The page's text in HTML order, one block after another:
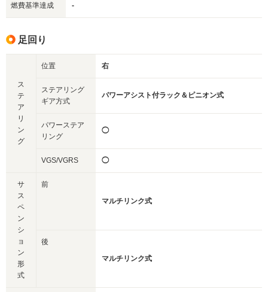
燃費基準達成 -
足回り
ス
テ
ア
リ
ン
グ
位置 右
ステアリング
ギア方式
パワーアシスト付ラック＆ピニオン式
パワーステア
リング
◯
VGS/VGRS ◯
サ
ス
ペ
ン
シ
ョ
ン
形
式
前
マルチリンク式
後
マルチリンク式